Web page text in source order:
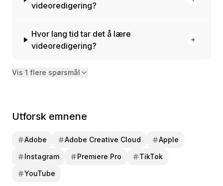
videoredigering?
Hvor lang tid tar det å lære
videoredigering?
Vis 1 flere spørsmål
Utforsk emnene
Adobe Adobe Creative Cloud
Apple
Instagram
Premiere Pro
TikTok
YouTube